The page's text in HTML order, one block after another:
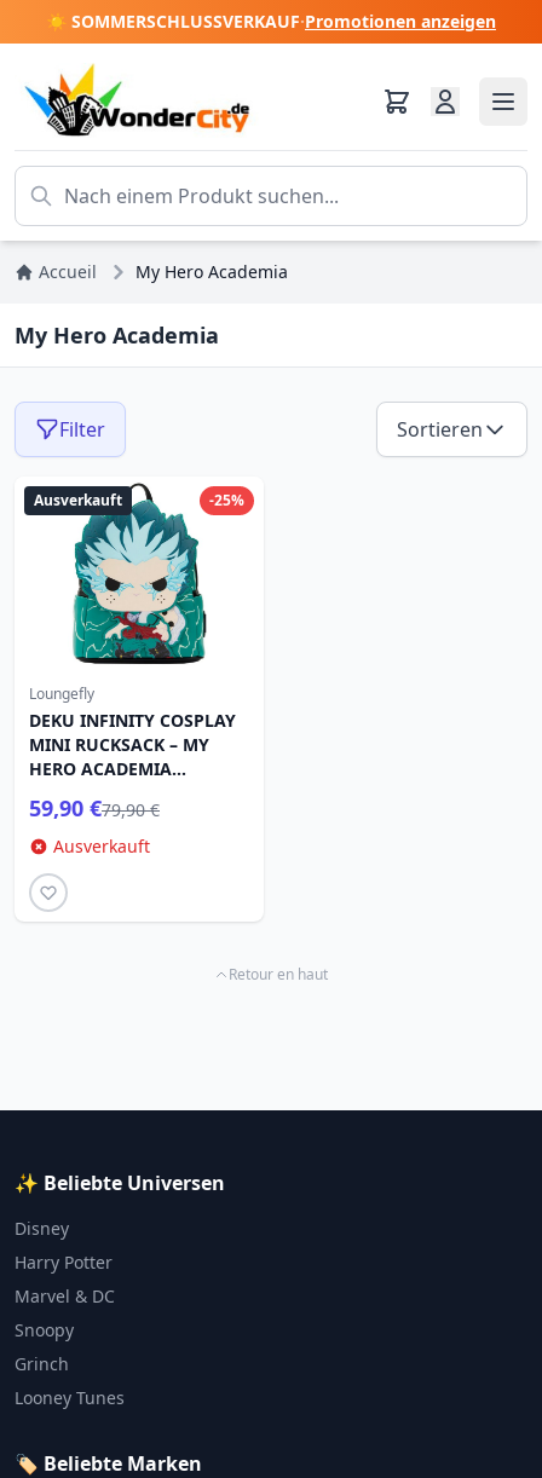
☀️ SOMMERSCHLUSSVERKAUF·Promotionen anzeigen
Accueil My Hero Academia
My Hero Academia
Filter Sortieren
-25%
Ausverkauft
Loungefly
DEKU INFINITY COSPLAY
MINI RUCKSACK – MY
HERO ACADEMIA
59,90 €79,90 €
Ausverkauft
Retour en haut
✨ Beliebte Universen
Disney
Harry Potter
Marvel & DC
Snoopy
Grinch
Looney Tunes
🏷️ Beliebte Marken